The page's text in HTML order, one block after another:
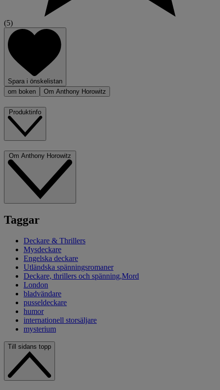
(5)
Spara i önskelistan
om boken
Om Anthony Horowitz
Taggar
Deckare & Thrillers
Mysdeckare
Engelska deckare
Utländska spänningsromaner
Deckare, thrillers och spänning,Mord
London
bladvändare
pusseldeckare
humor
internationell storsäljare
mysterium
Till sidans topp